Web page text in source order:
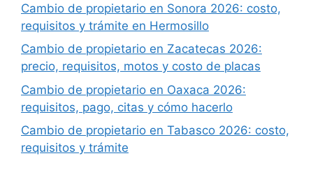
Cambio de propietario en Sonora 2026: costo,
requisitos y trámite en Hermosillo
Cambio de propietario en Zacatecas 2026:
precio, requisitos, motos y costo de placas
Cambio de propietario en Oaxaca 2026:
requisitos, pago, citas y cómo hacerlo
Cambio de propietario en Tabasco 2026: costo,
requisitos y trámite